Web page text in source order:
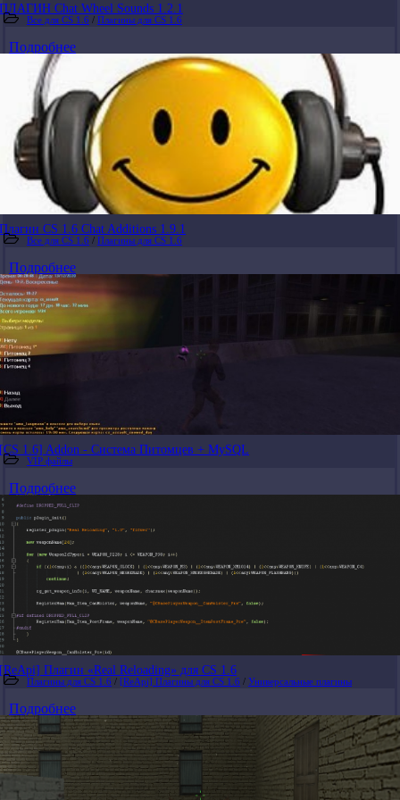
ПЛАГИН Chat Wheel Sounds 1.2.1
Все для CS 1.6 / Плагины для CS 1.6
Подробнее
Плагин CS 1.6 Chat Additions 1.9.1
Все для CS 1.6 / Плагины для CS 1.6
Подробнее
[CS 1.6] Addon - Система Питомцев + MySQL
VIP файлы
Подробнее
[ReApi] Плагин «Real Reloading» для CS 1.6
Плагины для CS 1.6 / [ReApi] Плагины для CS 1.6 / Универсальные плагины
Подробнее